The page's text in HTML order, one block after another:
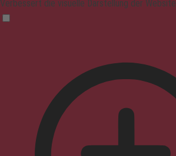
Verbessert die visuelle Darstellung der Website